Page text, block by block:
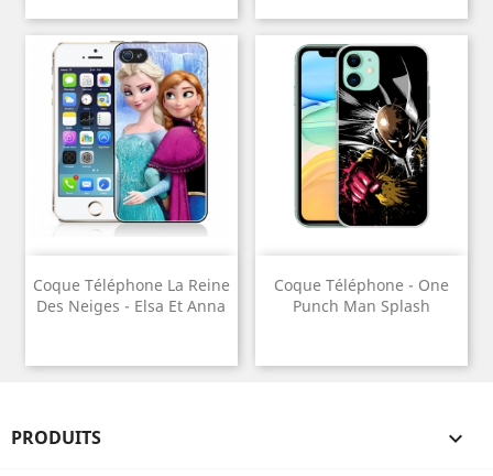
Coque Téléphone La Reine
Des Neiges - Elsa Et Anna
Coque Téléphone - One
Punch Man Splash
PRODUITS 